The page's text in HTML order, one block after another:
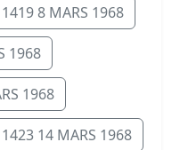
8 MARS 1968
1968
1968
14 MARS 1968